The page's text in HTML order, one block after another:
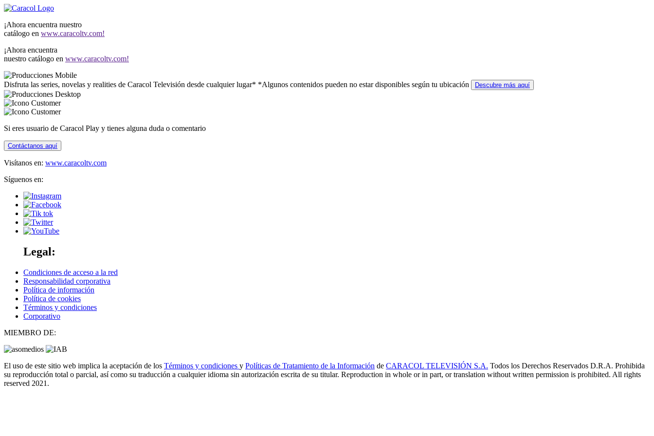
¡Ahora encuentra nuestro
catálogo en www.caracoltv.com!
¡Ahora encuentra
nuestro catálogo en www.caracoltv.com!
Disfruta las series, novelas y realities de Caracol Televisión desde cualquier lugar* *Algunos contenidos pueden no estar disponibles según tu ubicación Descubre más aquí
Si eres usuario de Caracol Play y tienes alguna duda o comentario
Contáctanos aquí
Visítanos en: www.caracoltv.com
Síguenos en:
Legal:
Condiciones de acceso a la red
Responsabilidad corporativa
Política de información
Política de cookies
Términos y condiciones
Corporativo
MIEMBRO DE:
El uso de este sitio web implica la aceptación de los Términos y condiciones y Políticas de Tratamiento de la Información de CARACOL TELEVISIÓN S.A. Todos los Derechos Reservados D.R.A. Prohibida
su reproducción total o parcial, así como su traducción a cualquier idioma sin autorización escrita de su titular. Reproduction in whole or in part, or translation without written permission is prohibited. All rights
reserved 2021.